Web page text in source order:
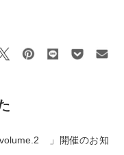
」 開催のお知